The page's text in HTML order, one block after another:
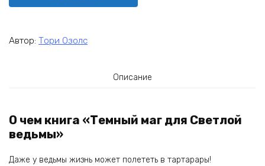
Автор: Тори Озолс
Описание
О чем книга «Темный маг для Светлой
ведьмы»
Даже у ведьмы жизнь может полететь в тартарары!